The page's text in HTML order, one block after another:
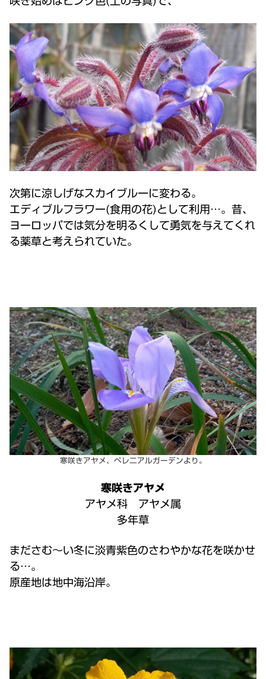
次第に涼しげなスカイブルーに変わる。
エディブルフラワー(食用の花)として利用…。昔、
ヨーロッパでは気分を明るくして勇気を与えてくれ
る薬草と考えられていた。
寒咲きアヤメ、ペレ二アルガーデンより。
寒咲きアヤメ
アヤメ科 アヤメ属
多年草
まださむ～い冬に淡青紫色のさわやかな花を咲かせ
る…。
原産地は地中海沿岸。